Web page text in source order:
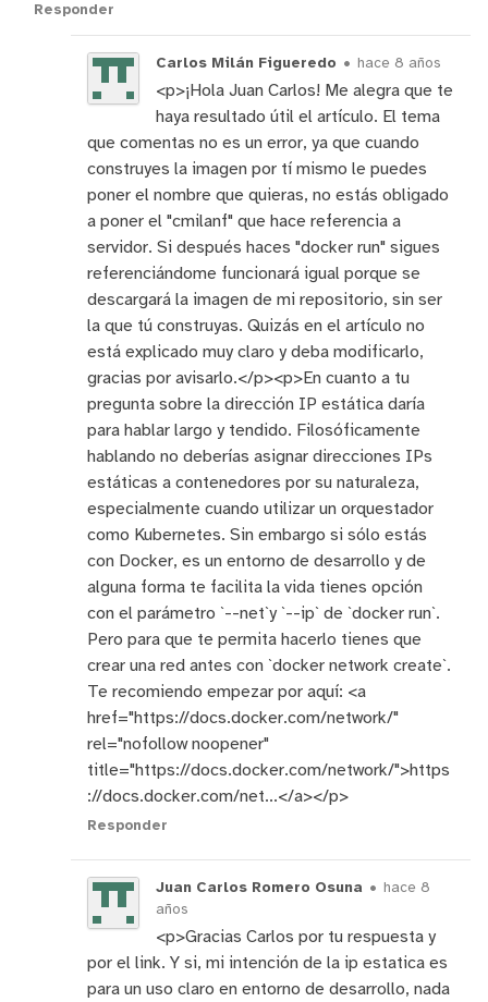
Responder
Carlos Milán Figueredo • hace 8 años
<p>¡Hola Juan Carlos! Me alegra que te
haya resultado útil el artículo. El tema
que comentas no es un error, ya que cuando
construyes la imagen por tí mismo le puedes
poner el nombre que quieras, no estás obligado
a poner el "cmilanf" que hace referencia a
servidor. Si después haces "docker run" sigues
referenciándome funcionará igual porque se
descargará la imagen de mi repositorio, sin ser
la que tú construyas. Quizás en el artículo no
está explicado muy claro y deba modificarlo,
gracias por avisarlo.</p><p>En cuanto a tu
pregunta sobre la dirección IP estática daría
para hablar largo y tendido. Filosóficamente
hablando no deberías asignar direcciones IPs
estáticas a contenedores por su naturaleza,
especialmente cuando utilizar un orquestador
como Kubernetes. Sin embargo si sólo estás
con Docker, es un entorno de desarrollo y de
alguna forma te facilita la vida tienes opción
con el parámetro `--net`y `--ip` de `docker run`.
Pero para que te permita hacerlo tienes que
crear una red antes con `docker network create`.
Te recomiendo empezar por aquí: <a
href="https://docs.docker.com/network/"
rel="nofollow noopener"
title="https://docs.docker.com/network/">https
://docs.docker.com/net...</a></p>
Responder
Juan Carlos Romero Osuna • hace 8
años
<p>Gracias Carlos por tu respuesta y
por el link. Y si, mi intención de la ip estatica es
para un uso claro en entorno de desarrollo, nada